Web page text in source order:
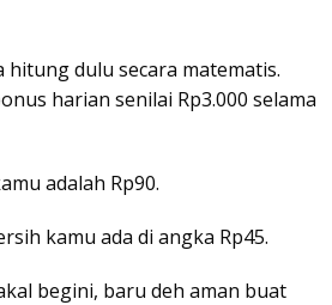
dulu secara matematis.
harian senilai Rp3.000 selama
adalah Rp90.
kamu ada di angka Rp45.
begini, baru deh aman buat